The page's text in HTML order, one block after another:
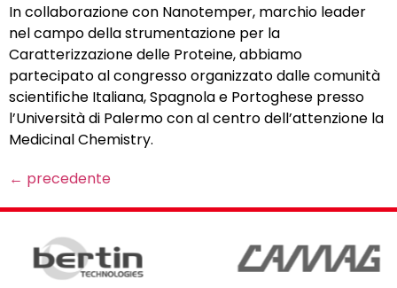
In collaborazione con Nanotemper, marchio leader
nel campo della strumentazione per la
Caratterizzazione delle Proteine, abbiamo
partecipato al congresso organizzato dalle comunità
scientifiche Italiana, Spagnola e Portoghese presso
l’Università di Palermo con al centro dell’attenzione la
Medicinal Chemistry.
← precedente